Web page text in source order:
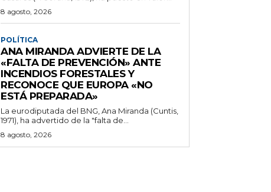
8 agosto, 2026
POLÍTICA
ANA MIRANDA ADVIERTE DE LA
«FALTA DE PREVENCIÓN» ANTE
INCENDIOS FORESTALES Y
RECONOCE QUE EUROPA «NO
ESTÁ PREPARADA»
La eurodiputada del BNG, Ana Miranda (Cuntis,
1971), ha advertido de la "falta de...
8 agosto, 2026